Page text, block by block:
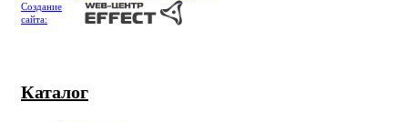
Каталог
Создание
сайта: